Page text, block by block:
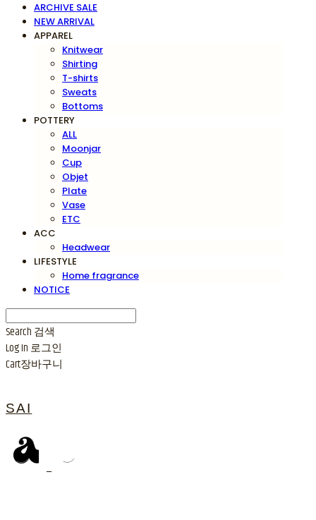
ARCHIVE SALE
NEW ARRIVAL
APPAREL
Knitwear
Shirting
T-shirts
Sweats
Bottoms
POTTERY
ALL
Moonjar
Cup
Objet
Plate
Vase
ETC
ACC
Headwear
LIFESTYLE
Home fragrance
NOTICE
Search 검색
Log In 로그인
Cart장바구니
SAI